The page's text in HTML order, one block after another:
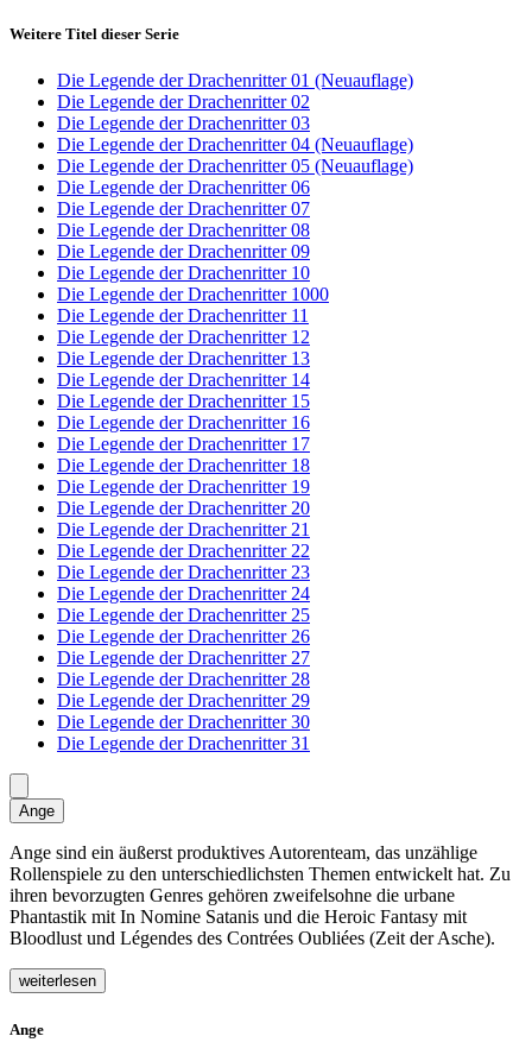
Weitere Titel dieser Serie
Die Legende der Drachenritter 01 (Neuauflage)
Die Legende der Drachenritter 02
Die Legende der Drachenritter 03
Die Legende der Drachenritter 04 (Neuauflage)
Die Legende der Drachenritter 05 (Neuauflage)
Die Legende der Drachenritter 06
Die Legende der Drachenritter 07
Die Legende der Drachenritter 08
Die Legende der Drachenritter 09
Die Legende der Drachenritter 10
Die Legende der Drachenritter 1000
Die Legende der Drachenritter 11
Die Legende der Drachenritter 12
Die Legende der Drachenritter 13
Die Legende der Drachenritter 14
Die Legende der Drachenritter 15
Die Legende der Drachenritter 16
Die Legende der Drachenritter 17
Die Legende der Drachenritter 18
Die Legende der Drachenritter 19
Die Legende der Drachenritter 20
Die Legende der Drachenritter 21
Die Legende der Drachenritter 22
Die Legende der Drachenritter 23
Die Legende der Drachenritter 24
Die Legende der Drachenritter 25
Die Legende der Drachenritter 26
Die Legende der Drachenritter 27
Die Legende der Drachenritter 28
Die Legende der Drachenritter 29
Die Legende der Drachenritter 30
Die Legende der Drachenritter 31
Ange
Ange sind ein äußerst produktives Autorenteam, das unzählige
Rollenspiele zu den unterschiedlichsten Themen entwickelt hat. Zu
ihren bevorzugten Genres gehören zweifelsohne die urbane
Phantastik mit In Nomine Satanis und die Heroic Fantasy mit
Bloodlust und Légendes des Contrées Oubliées (Zeit der Asche).
weiterlesen
Ange